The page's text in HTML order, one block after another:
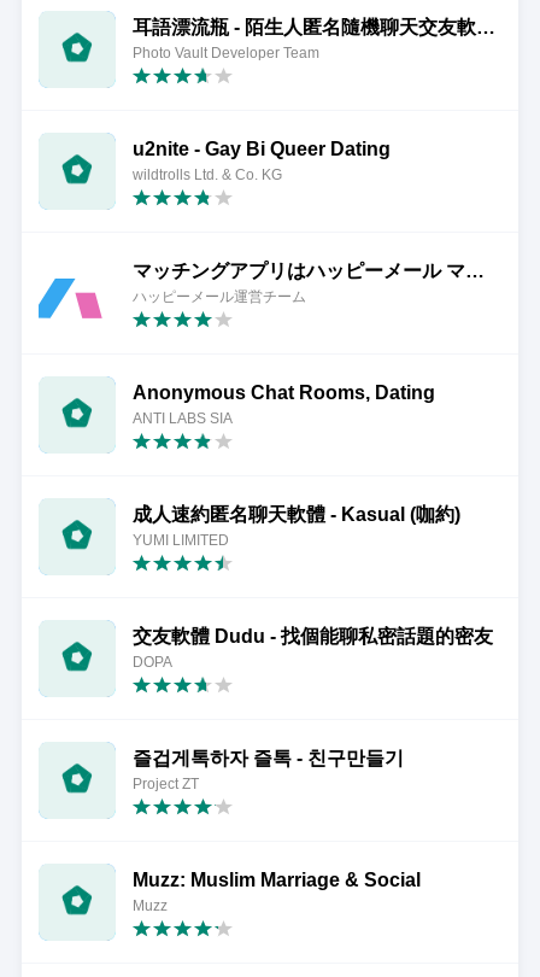
耳語漂流瓶 - 陌生人匿名隨機聊天交友軟體 不露臉脫單
Photo Vault Developer Team
u2nite - Gay Bi Queer Dating
wildtrolls Ltd. & Co. KG
マッチングアプリはハッピーメール マッチングで新しい-出会い
ハッピーメール運営チーム
Anonymous Chat Rooms, Dating
ANTI LABS SIA
成人速約匿名聊天軟體 - Kasual (咖約)
YUMI LIMITED
交友軟體 Dudu - 找個能聊私密話題的密友
DOPA
즐겁게톡하자 즐톡 - 친구만들기
Project ZT
Muzz: Muslim Marriage & Social
Muzz